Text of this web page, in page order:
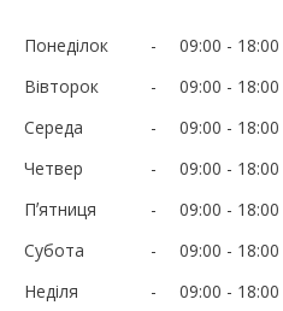
Понеділок 09:00
18:00
Вівторок
09:00
18:00
Середа
09:00
18:00
Четвер
09:00
18:00
Пʼятниця
09:00
18:00
Субота
09:00
18:00
Неділя
09:00 18:00